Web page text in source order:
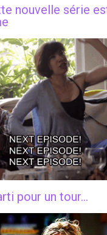
nouvelle série
pour un tour…